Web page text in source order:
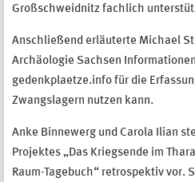
Großschweidnitz fachlich
Anschließend erläuterte Michael
Archäologie Sachsen
gedenkplaetze.info für die
Zwangslagern nutzen kann.
Anke Binnewerg und Carola Ilian
Projektes „Das Kriegsende im
Raum-Tagebuch“ retrospektiv vor.